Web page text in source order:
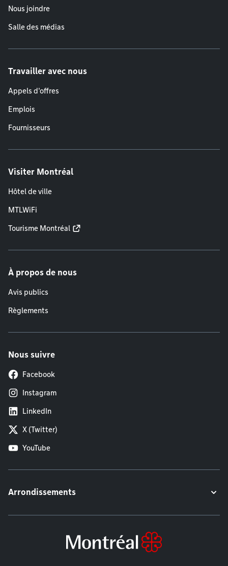
Nous joindre
Salle des médias
Travailler avec nous
Appels d'offres
Emplois
Fournisseurs
Visiter Montréal
Hôtel de ville
MTLWiFi
Tourisme Montréal
À propos de nous
Avis publics
Règlements
Nous suivre
Facebook
Instagram
LinkedIn
X (Twitter)
YouTube
Arrondissements